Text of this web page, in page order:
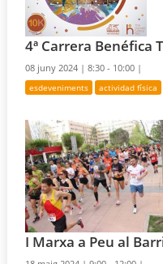
4ª Carrera Benéfica
08 juny 2024 |8:30 - 10:00 |
esdeveniments actividad física
I Marxa a Peu al